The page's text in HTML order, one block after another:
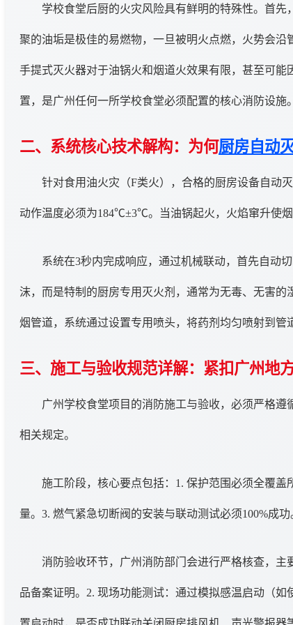
学校食堂后厨的火灾风险具有鲜明的特殊性。首
聚的油垢是极佳的易燃物，一旦被明火点燃，火势会
手提式灭火器对于油锅火和烟道火效果有限，甚至可
置，是广州任何一所学校食堂必须配置的核心消防设施。
二、系统核心技术解构：为何厨房自动
针对食用油火灾（F类火），合格的厨房设备自动
动作温度必须为184℃±3℃。当油锅起火，火焰窜升使
系统在3秒内完成响应，通过机械联动，首先自动
沫，而是特制的厨房专用灭火剂，通常为无毒、无害
烟管道，系统通过设置专用喷头，将药剂均匀喷射到管
三、施工与验收规范详解：紧扣广州地
广州学校食堂项目的消防施工与验收，必须严格遵
相关规定。
施工阶段，核心要点包括：1. 保护范围必须全覆
量。3. 燃气紧急切断阀的安装与联动测试必须100%成
消防验收环节，广州消防部门会进行严格核查，
品备案证明。2. 现场功能测试：通过模拟感温启动（